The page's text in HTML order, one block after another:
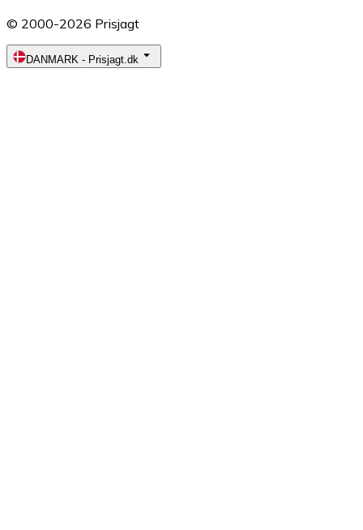
© 2000-2026 Prisjagt
DANMARK - Prisjagt.dk